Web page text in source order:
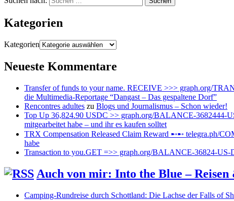
Kategorien
Kategorien
Neueste Kommentare
Transfer of funds to your name. RECEIVE >>> graph.org/
die Multimedia-Reportage “Dangast – Das gespaltene Dorf”
Rencontres adultes zu Blogs und Journalismus – Schon wieder!
Top Up 36,824.90 USDC >> graph.org/BALANCE-3682444-
mitgearbeitet habe – und ihr es kaufen solltet
TRX Compensation Released Claim Reward ➸➸ telegra.ph/
habe
Transaction to you.GET =>> graph.org/BALANCE-36824-
Auch von mir: Into the Blue – Reisen
Camping-Rundreise durch Schottland: Die Lachse der Falls of